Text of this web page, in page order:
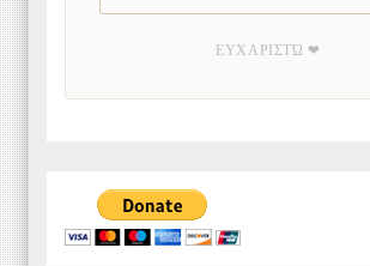
ΕΥΧΑΡΙΣΤΏ ❤